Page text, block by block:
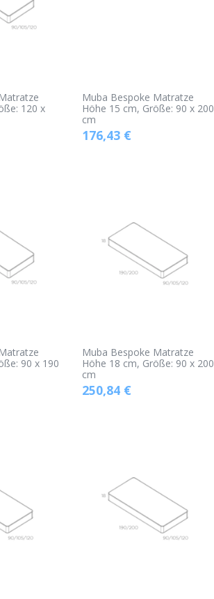
120 x
Muba Bespoke Matratze
Höhe 15 cm, Größe: 90 x 200
cm
176,43€
90 x 190
Muba Bespoke Matratze
Höhe 18 cm, Größe: 90 x 200
cm
250,84€